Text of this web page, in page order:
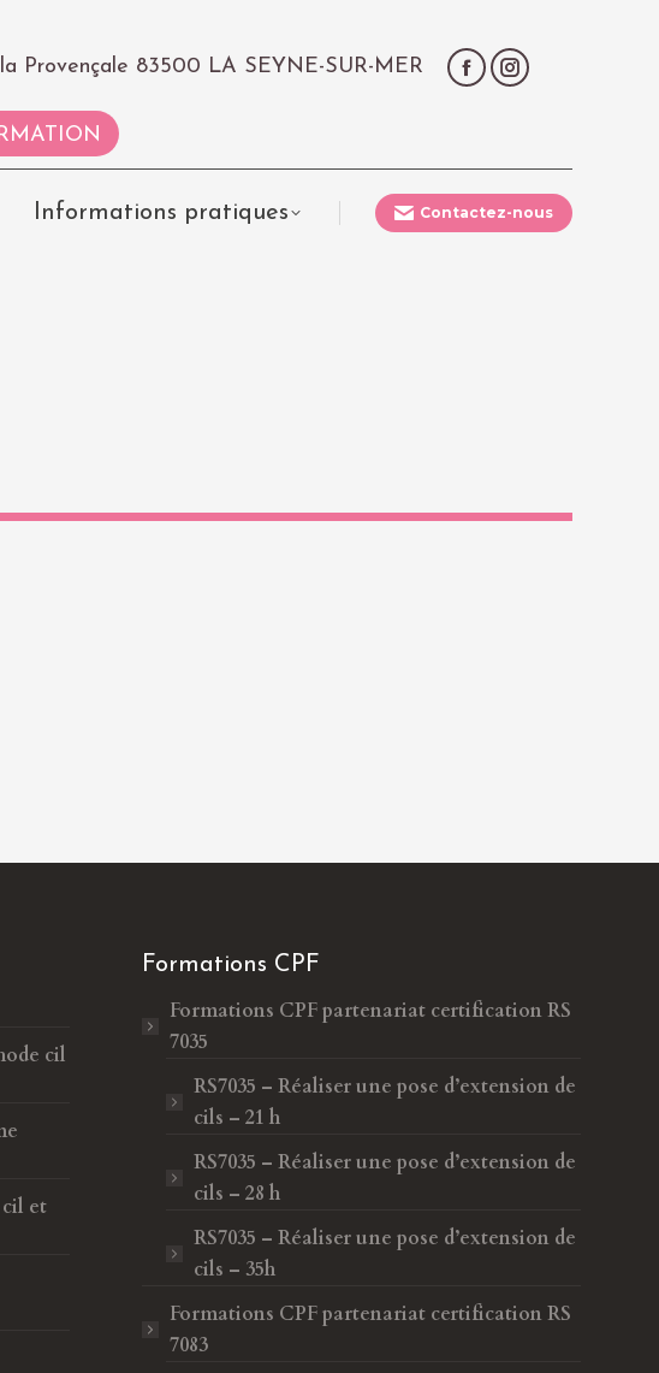
Provençale 83500 LA SEYNE-SUR-MER
Informations pratiques Contactez-nous
cil
et
Formations CPF
Formations CPFpartenariat certification RS
7035
RS7035 – Réaliser une pose d’extension de
cils – 21 h
RS7035 – Réaliser une pose d’extension de
cils – 28 h
RS7035 – Réaliser une pose d’extension de
cils – 35h
Formations CPFpartenariat certification RS
7083